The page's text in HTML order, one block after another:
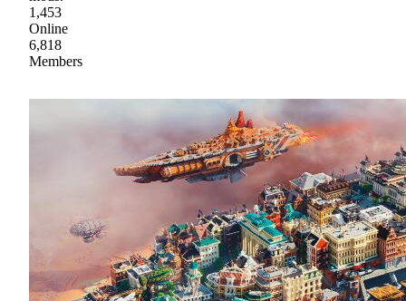
1,453
Online
6,818
Members